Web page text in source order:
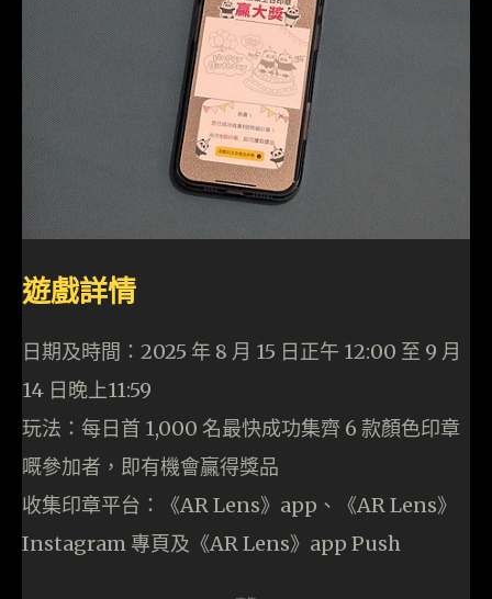
遊戲詳情
日期及時間：2025 年 8 月 15 日正午 12:00 至 9 月
14 日晚上11:59
玩法：每日首 1,000 名最快成功集齊 6 款顏色印章
嘅參加者，即有機會贏得獎品
收集印章平台：《AR Lens》app、《AR Lens》
Instagram 專頁及《AR Lens》app Push